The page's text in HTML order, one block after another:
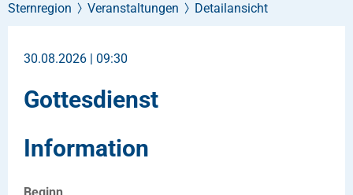
Sternregion
Veranstaltungen Detailansicht
30.08.2026 | 09:30
Gottesdienst
Information